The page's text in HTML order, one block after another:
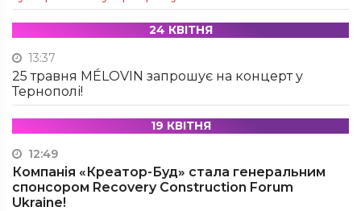
24 КВІТНЯ
13:37
25 травня MÉLOVIN запрошує на концерт у
Тернополі!
19 КВІТНЯ
12:49
Компанія «Креатор-Буд» стала генеральним
спонсором Recovery Construction Forum
Ukraine!